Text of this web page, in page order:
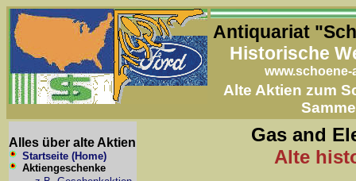
Antiquariat
Historische
www.schoene-
Alte Aktien zum
Alles über alte Aktien
Startseite (Home)
Aktiengeschenke
Gas and
Alte